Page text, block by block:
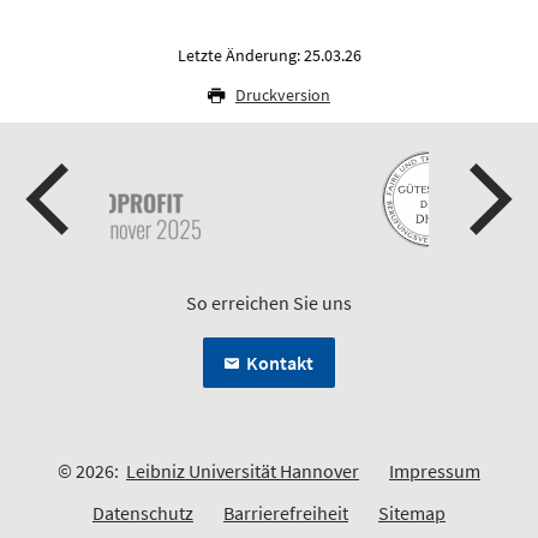
Letzte Änderung: 25.03.26
Druckversion
So erreichen Sie uns
Kontakt
© 2026: Leibniz Universität Hannover
Impressum
Datenschutz
Barrierefreiheit Sitemap